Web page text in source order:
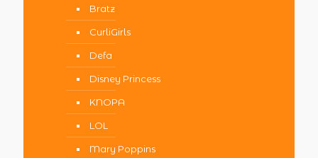
Bratz
CurliGirls
Defa
Disney Princess
KNOPA
LOL
Mary Poppins